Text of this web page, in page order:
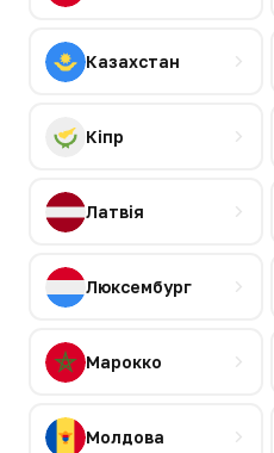
Казахстан
Кіпр
Латвія
Люксембург
Марокко
Молдова